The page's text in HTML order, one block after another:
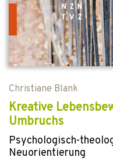
Christiane Blank
Kreative
Umbruchs
Psychologisch-
Neuorientierung